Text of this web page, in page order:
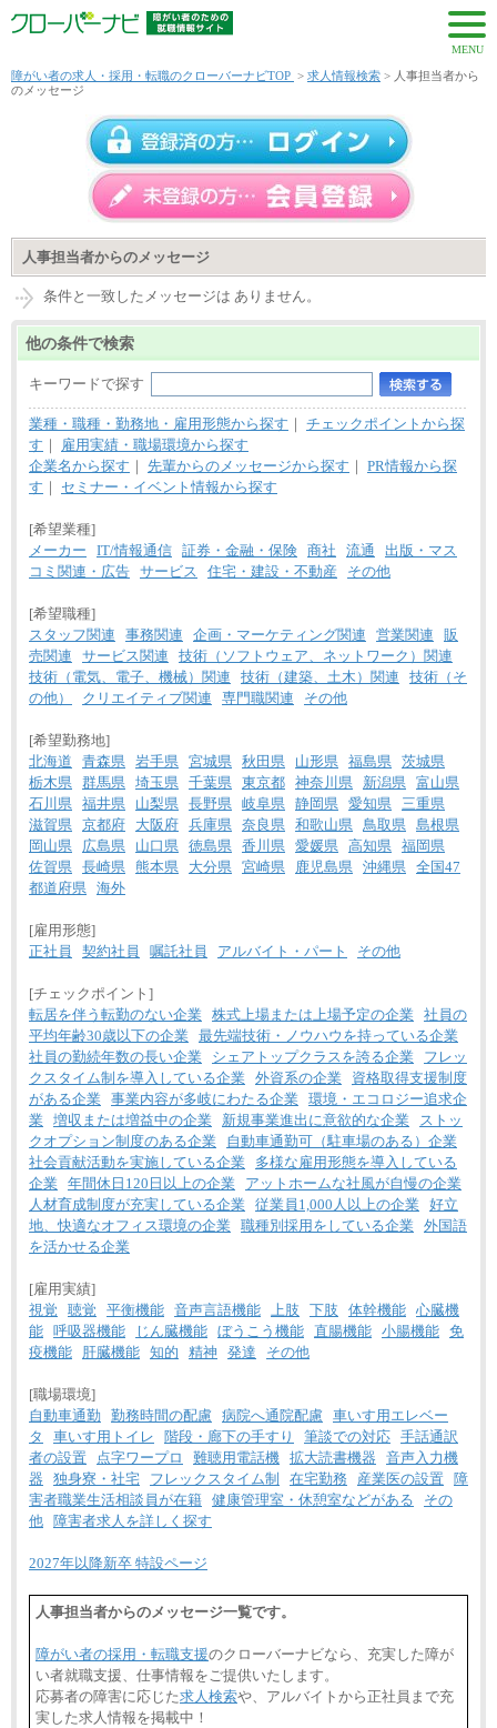
MENU
障がい者の求人・採用・転職のクローバーナビTOP > 求人情報検索 > 人事担当者から
のメッセージ
人事担当者からのメッセージ
条件と一致したメッセージは ありません。
他の条件で検索
キーワードで探す
業種・職種・勤務地・雇用形態から探す ｜ チェックポイントから探
す ｜
雇用実績・職場環境から探す
企業名から探す ｜ 先輩からのメッセージから探す ｜ PR情報から探
す ｜ セミナー・イベント情報から探す
[希望業種]
メーカー
IT/情報通信 証券・金融・保険 商社 流通
出版・マス
コミ関連・広告 サービス 住宅・建設・不動産 その他
[希望職種]
スタッフ関連
事務関連 企画・マーケティング関連 営業関連
販
売関連
サービス関連
技術（ソフトウェア、ネットワーク）関連
技術（電気、電子、機械）関連
技術（建築、土木）関連
技術（そ
の他）
クリエイティブ関連 専門職関連 その他
[希望勤務地]
北海道
青森県 岩手県 宮城県 秋田県 山形県 福島県
茨城県
栃木県
群馬県 埼玉県 千葉県 東京都 神奈川県 新潟県
富山県
石川県
福井県 山梨県 長野県 岐阜県 静岡県 愛知県
三重県
滋賀県
京都府 大阪府 兵庫県 奈良県 和歌山県 鳥取県
島根県
岡山県
広島県 山口県 徳島県 香川県 愛媛県 高知県
福岡県
佐賀県
長崎県 熊本県 大分県 宮崎県 鹿児島県 沖縄県
全国47
都道府県
海外
[雇用形態]
正社員
契約社員 嘱託社員 アルバイト・パート その他
[チェックポイント]
転居を伴う転勤のない企業 株式上場または上場予定の企業 社員の
平均年齢30歳以下の企業 最先端技術・ノウハウを持っている企業
社員の勤続年数の長い企業
シェアトップクラスを誇る企業
フレッ
クスタイム制を導入している企業 外資系の企業
資格取得支援制度
がある企業 事業内容が多岐にわたる企業 環境・エコロジー追求企
業 増収または増益中の企業 新規事業進出に意欲的な企業
ストッ
クオプション制度のある企業
自動車通勤可（駐車場のある）企業
社会貢献活動を実施している企業
多様な雇用形態を導入している
企業 年間休日120日以上の企業
アットホームな社風が自慢の企業
人材育成制度が充実している企業 従業員1,000人以上の企業 好立
地、快適なオフィス環境の企業 職種別採用をしている企業 外国語
を活かせる企業
[雇用実績]
視覚
聴覚 平衡機能 音声言語機能 上肢 下肢 体幹機能 心臓機
能 呼吸器機能 じん臓機能 ぼうこう機能 直腸機能 小腸機能 免
疫機能
肝臓機能 知的 精神 発達 その他
[職場環境]
自動車通勤
勤務時間の配慮 病院へ通院配慮 車いす用エレベー
タ
車いす用トイレ 階段・廊下の手すり 筆談での対応 手話通訳
者の設置
点字ワープロ 難聴用電話機 拡大読書機器
音声入力機
器
独身寮・社宅 フレックスタイム制 在宅勤務 産業医の設置
障
害者職業生活相談員が在籍 健康管理室・休憩室などがある
その
他
障害者求人を詳しく探す
2027年以降新卒 特設ページ
人事担当者からのメッセージ一覧です。
障がい者の採用・転職支援のクローバーナビなら、充実した障が
い者就職支援、仕事情報をご提供いたします。
応募者の障害に応じた求人検索や、アルバイトから正社員まで充
実した求人情報を掲載中！